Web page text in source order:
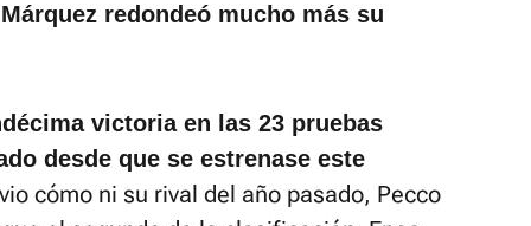
redondeó mucho más su
victoria en las 23 pruebas
desde que se estrenase este
cómo ni su rival del año pasado, Pecco